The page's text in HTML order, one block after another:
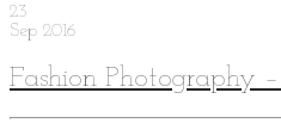
23
Sep 2016
Fashion Photography